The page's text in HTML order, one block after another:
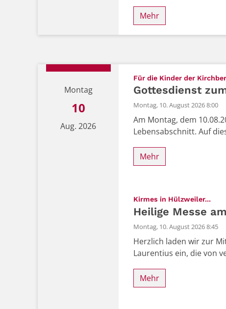
Mehr
Montag
10
Aug. 2026
Für die Kinder der
Gottesdienst
Montag, 10. August 2026 8:00
Am Montag, dem
Lebensabschnitt. Auf
Mehr
Kirmes in Hülzweiler...:
Heilige Messe
Montag, 10. August 2026 8:45
Herzlich laden wir zur
Laurentius ein, die von
Mehr